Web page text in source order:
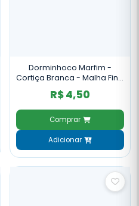
Dorminhoco Marfim -
Cortiça Branca - Malha Fina
- 12mm
R$ 4,50
Comprar
Adicionar